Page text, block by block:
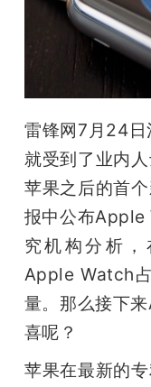
活
动
中
心
GAIR
雷锋网7月24
就受到了业内
苹果之后的首
报中公布Apple
究机构分析，
Apple Watch
量。那么接下
喜呢？
苹果在最新的